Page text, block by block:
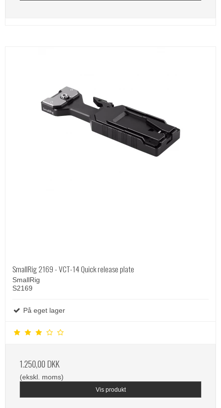
SmallRig 2169 - VCT-14 Quick release plate
SmallRig
S2169
På eget lager
1.250,00 DKK
(ekskl. moms)
Vis produkt